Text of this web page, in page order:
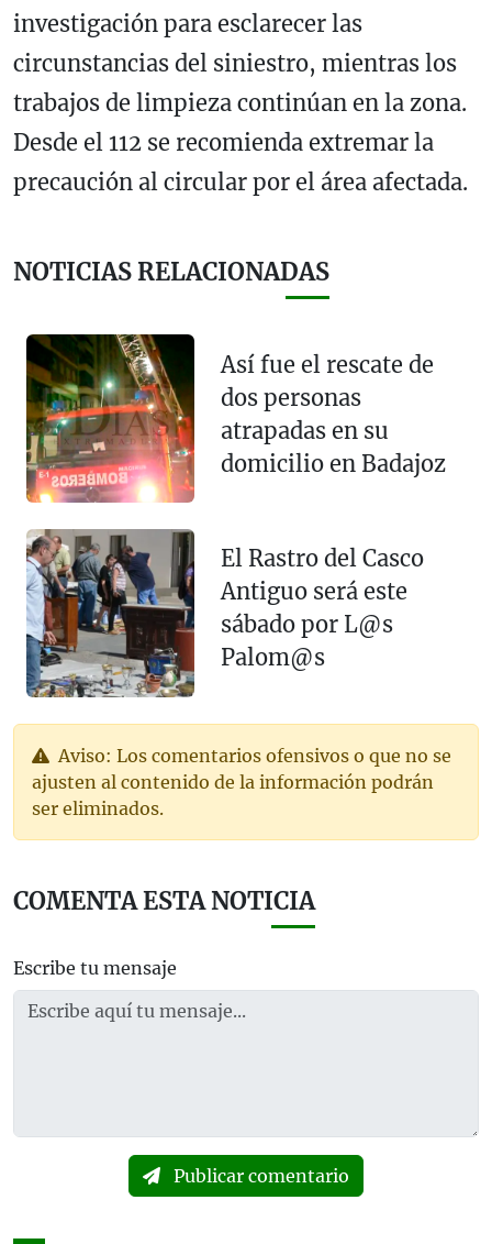
investigación para esclarecer las
circunstancias del siniestro, mientras los
trabajos de limpieza continúan en la zona.
Desde el 112 se recomienda extremar la
precaución al circular por el área afectada.
NOTICIAS RELACIONADAS
Así fue el rescate de
dos personas
atrapadas en su
domicilio en Badajoz
El Rastro del Casco
Antiguo será este
sábado por L@s
Palom@s
Aviso: Los comentarios ofensivos o que no se
ajusten al contenido de la información podrán
ser eliminados.
COMENTA ESTA NOTICIA
Escribe tu mensaje
Publicar comentario